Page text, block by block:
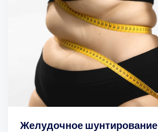
Желудочное шунтирование